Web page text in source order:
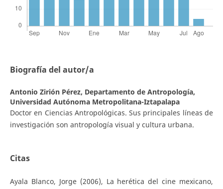
Biografía del autor/a
Antonio Zirión Pérez, Departamento de Antropología,
Universidad Autónoma Metropolitana-Iztapalapa
Doctor en Ciencias Antropológicas. Sus principales líneas de
investigación son antropología visual y cultura urbana.
Citas
Ayala Blanco, Jorge (2006), La herética del cine mexicano,